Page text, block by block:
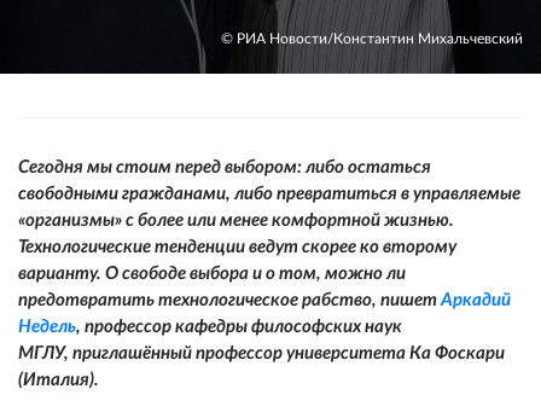
© РИА Новости/Константин Михальчевский
Сегодня мы стоим перед выбором: либо остаться
свободными гражданами, либо превратиться в управляемые
«организмы» с более или менее комфортной жизнью.
Технологические тенденции ведут скорее ко второму
варианту. О свободе выбора и о том, можно ли
предотвратить технологическое рабство, пишетАркадий
Недель, профессор кафедры философских наук
МГЛУ, приглашённый профессор университета Ка Фоскари
(Италия).